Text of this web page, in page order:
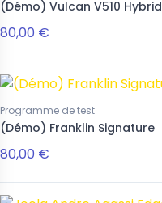
(Démo) Vulcan V510 Hybrid
80,00 €
Programme de test
(Démo) Franklin Signature
80,00 €